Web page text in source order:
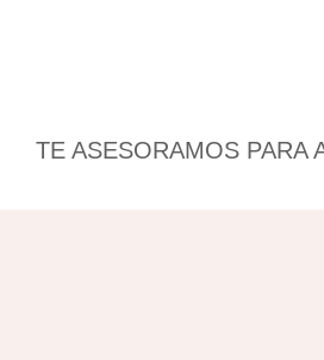
TE ASESORAMOS PARA